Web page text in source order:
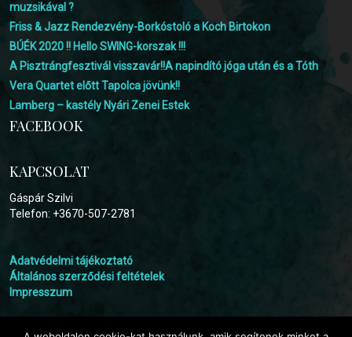
muzsikával ?
Friss & Jazz Rendezvény-Borkóstoló a Koch Birtokon
BÚÉK 2020 !! Hello SWING-korszak !!!
A Pisztrángfesztivál visszavár!!A napindító jóga után és a Tóth
Vera Quartet előtt Tapolca jövünk!!
Lamberg – kastély Nyári Zenei Estek
FACEBOOK
KAPCSOLAT
Gáspár Szilvi
Telefon: +3670-507-2781
Adatvédelmi tájékoztató
Általános szerződési feltételek
Impresszum